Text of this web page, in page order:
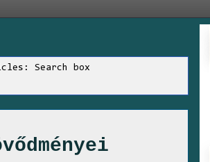
Search box